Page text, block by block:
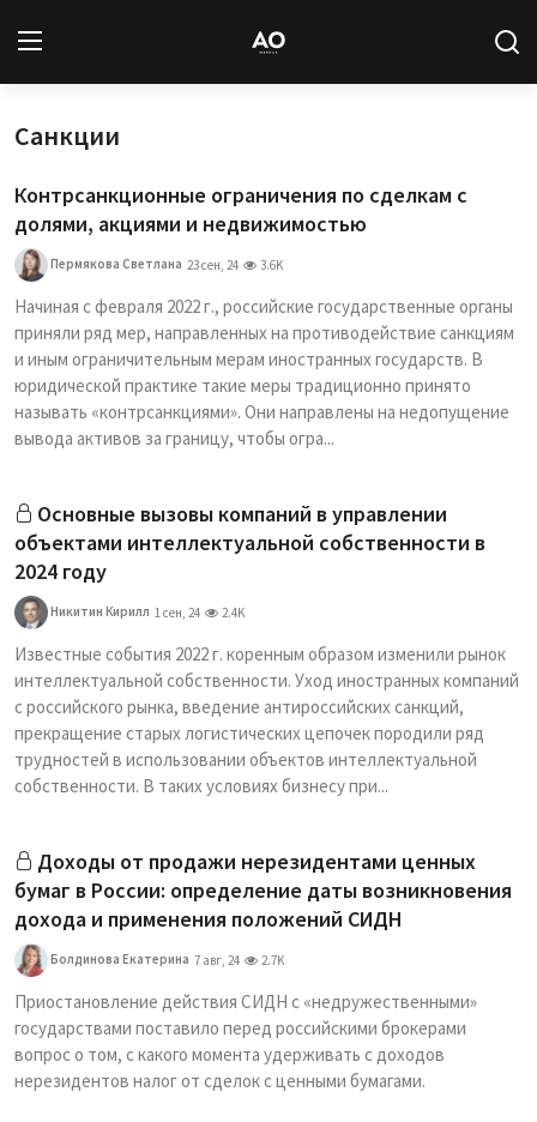
Вход
Новости
Статьи
Авторы
Архив
База знаний
Санкции
Контрсанкционные ограничения по сделкам с
долями, акциями и недвижимостью
Пермякова Светлана 23 сен, 24 3.6K
Начиная с февраля 2022 г., российские государственные органы
приняли ряд мер, направленных на противодействие санкциям
и иным ограничительным мерам иностранных государств. В
юридической практике такие меры традиционно принято
называть «контрсанкциями». Они направлены на недопущение
вывода активов за границу, чтобы огра...
Основные вызовы компаний в управлении
объектами интеллектуальной собственности в
2024 году
Никитин Кирилл 1 сен, 24 2.4K
Известные события 2022 г. коренным образом изменили рынок
интеллектуальной собственности. Уход иностранных компаний
с российского рынка, введение антироссийских санкций,
прекращение старых логистических цепочек породили ряд
трудностей в использовании объектов интеллектуальной
собственности. В таких условиях бизнесу при...
Доходы от продажи нерезидентами ценных
бумаг в России: определение даты возникновения
дохода и применения положений СИДН
Болдинова Екатерина 7 авг, 24 2.7K
Приостановление действия СИДН с «недружественными»
государствами поставило перед российскими брокерами
вопрос о том, с какого момента удерживать с доходов
нерезидентов налог от сделок с ценными бумагами.